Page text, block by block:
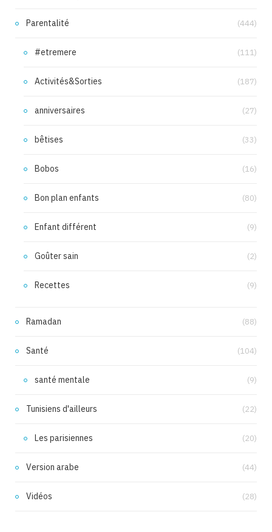
Parentalité (444)
#etremere (111)
Activités&Sorties (187)
anniversaires (27)
bêtises (33)
Bobos (16)
Bon plan enfants (80)
Enfant différent (9)
Goûter sain (2)
Recettes (9)
Ramadan (88)
Santé (104)
santé mentale (9)
Tunisiens d'ailleurs (22)
Les parisiennes (20)
Version arabe (44)
Vidéos (28)